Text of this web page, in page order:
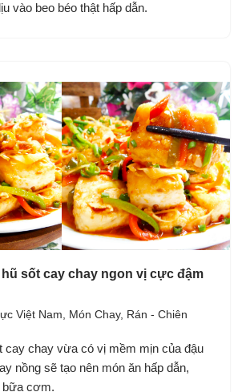
vào beo béo thật hấp dẫn.
sốt cay chay ngon vị cực đậm
Việt Nam, Món Chay, Rán - Chiên
cay chay vừa có vị mềm mịn của đậu
nồng sẽ tạo nên món ăn hấp dẫn,
bữa cơm.